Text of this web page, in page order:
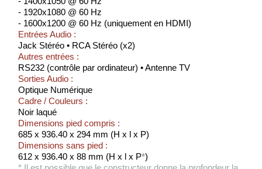
- 1920x1080 @ 60 Hz
- 1600x1200 @ 60 Hz (uniquement en HDMI)
Entrées Audio :
Jack Stéréo • RCA Stéréo (x2)
Autres entrées :
RS232 (contrôle par ordinateur) • Antenne TV
Sorties Audio :
Optique Numérique
Cadre / Couleurs :
Noir laqué
Dimensions pied compris :
685 x 936.40 x 294 mm (H x l x P)
Dimensions sans pied :
612 x 936.40 x 88 mm (H x l x P*)